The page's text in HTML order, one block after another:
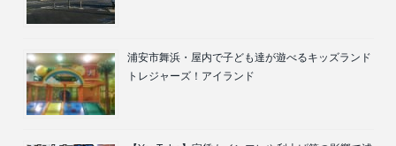
浦安市舞浜・屋内で子ども達が遊べるキッズランド
トレジャーズ！アイランド